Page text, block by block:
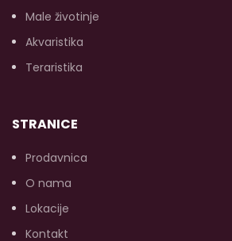
Male životinje
Akvaristika
Teraristika
STRANICE
Prodavnica
O nama
Lokacije
Kontakt